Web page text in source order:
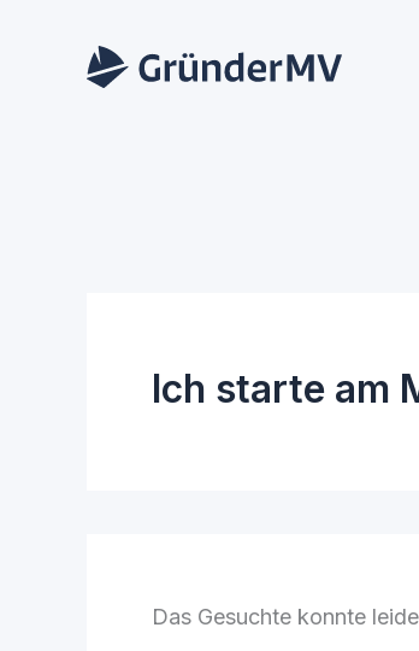
Ich starte am
Das Gesuchte konnte